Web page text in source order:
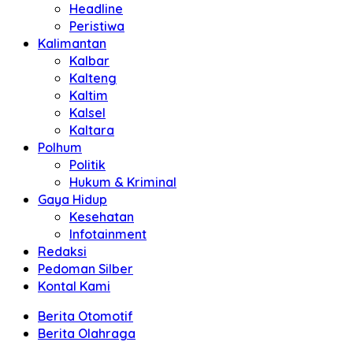
Headline
Peristiwa
Kalimantan
Kalbar
Kalteng
Kaltim
Kalsel
Kaltara
Polhum
Politik
Hukum & Kriminal
Gaya Hidup
Kesehatan
Infotainment
Redaksi
Pedoman Silber
Kontal Kami
Berita Otomotif
Berita Olahraga